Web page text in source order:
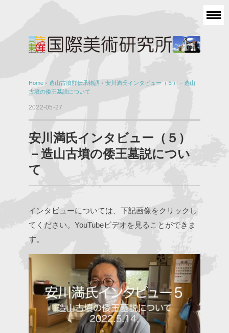
Home › 造山古墳群伝承物語 › 安川満氏インタビュー（５）－造山
古墳の倭王墓説について
2022-05-27
安川満氏インタビュー（５）
－造山古墳の倭王墓説につい
て
インタビューについては、下記画像をクリックし
てください。YouTubeビデオを見ることができま
す。